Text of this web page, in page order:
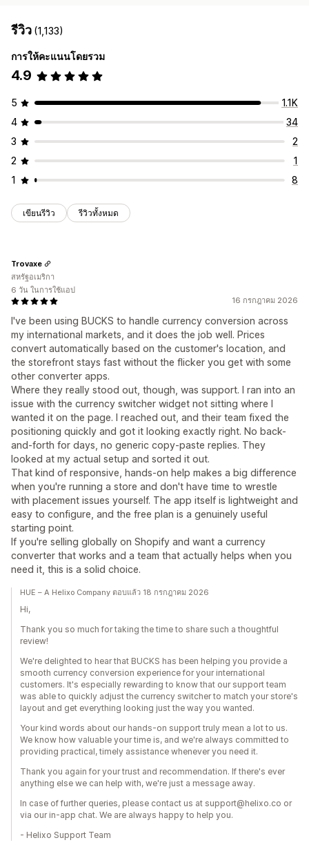
รีวิว (1,133)
การให้คะแนนโดยรวม
4.9
5
1.1K
4
34
3
2
2
1
1
8
เขียนรีวิว รีวิวทั้งหมด
16 กรกฎาคม 2026
I've been using BUCKS to handle currency conversion across
my international markets, and it does the job well. Prices
convert automatically based on the customer's location, and
the storefront stays fast without the flicker you get with some
other converter apps.
Where they really stood out, though, was support. I ran into an
issue with the currency switcher widget not sitting where I
wanted it on the page. I reached out, and their team fixed the
positioning quickly and got it looking exactly right. No back-
and-forth for days, no generic copy-paste replies. They
looked at my actual setup and sorted it out.
That kind of responsive, hands-on help makes a big difference
when you're running a store and don't have time to wrestle
with placement issues yourself. The app itself is lightweight and
easy to configure, and the free plan is a genuinely useful
starting point.
If you're selling globally on Shopify and want a currency
converter that works and a team that actually helps when you
need it, this is a solid choice.
Trovaxe
สหรัฐอเมริกา
6 วัน ในการใช้แอป
HUE – A Helixo Company ตอบแล้ว 18 กรกฎาคม 2026
Hi,
Thank you so much for taking the time to share such a thoughtful
review!
We're delighted to hear that BUCKS has been helping you provide a
smooth currency conversion experience for your international
customers. It's especially rewarding to know that our support team
was able to quickly adjust the currency switcher to match your store's
layout and get everything looking just the way you wanted.
Your kind words about our hands-on support truly mean a lot to us.
We know how valuable your time is, and we're always committed to
providing practical, timely assistance whenever you need it.
Thank you again for your trust and recommendation. If there's ever
anything else we can help with, we're just a message away.
In case of further queries, please contact us at support@helixo.co or
via our in-app chat. We are always happy to help you.
- Helixo Support Team